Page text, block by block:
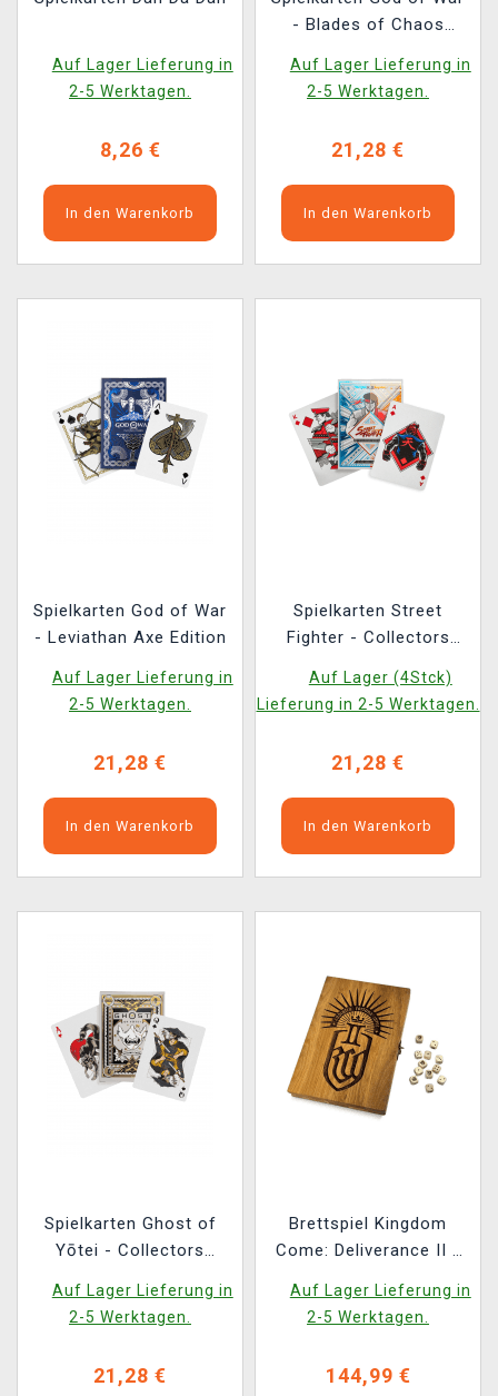
Auf Lager Lieferung in
2-5 Werktagen.
8,26 €
In den Warenkorb
- Blades of Chaos
Auf Lager Lieferung in
2-5 Werktagen.
21,28 €
In den Warenkorb
Spielkarten God of War
- Leviathan Axe Edition
Auf Lager Lieferung in
2-5 Werktagen.
21,28 €
In den Warenkorb
Spielkarten Street
Fighter - Collectors
Auf Lager (4Stck)
Lieferung in 2-5 Werktagen.
21,28 €
In den Warenkorb
Spielkarten Ghost of
Yōtei - Collectors
Auf Lager Lieferung in
2-5 Werktagen.
21,28 €
Brettspiel Kingdom
Come: Deliverance II -
Auf Lager Lieferung in
2-5 Werktagen.
144,99 €